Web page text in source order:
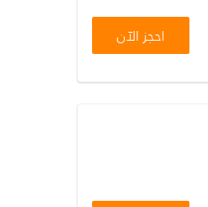
احجز الآن